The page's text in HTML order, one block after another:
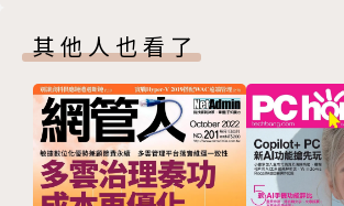
公有雲業者也必須變化發展以因應競爭
差異化的平台服務，以及拉攏更多軟體
用程式市集，減少齊頭式的運算力費
在品牌伺服器業者中，慧與科技最先推
制，於2016年發表GreenLake，而後
其他人也看了